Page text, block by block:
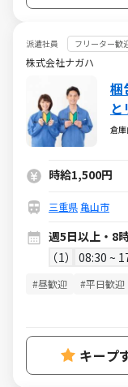
派遣社員 フリーター歓
株式会社ナガハ
梱
み
倉庫
時給1,500円
三重県亀山市
週5日以上・8
1
08:30 ~
#昼歓迎 #平日歓迎
キープ